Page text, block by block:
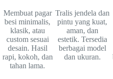
Membuat pagar
besi minimalis,
klasik, atau
custom sesuai
desain. Hasil
rapi, kokoh, dan
tahan lama.
Tralis jendela dan
pintu yang kuat,
aman, dan
estetik. Tersedia
berbagai model
dan ukuran.